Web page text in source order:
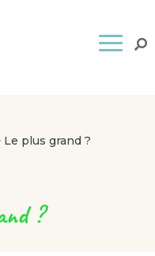
Le plus grand ?
?